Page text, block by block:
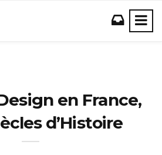
en France,
d’Histoire